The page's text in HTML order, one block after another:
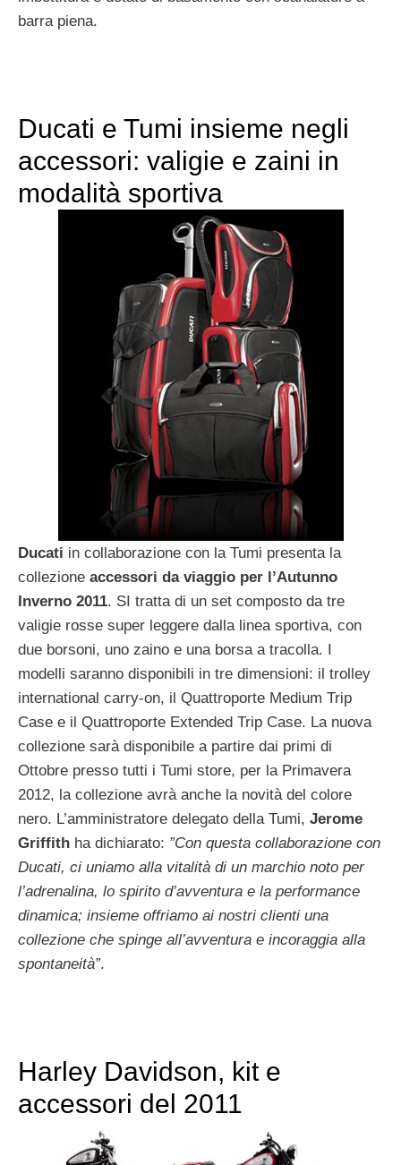
barra piena.
Ducati e Tumi insieme negli
accessori: valigie e zaini in
modalità sportiva
Ducati in collaborazione con la Tumi presenta la
collezione accessori da viaggio per l’Autunno
Inverno 2011. SI tratta di un set composto da tre
valigie rosse super leggere dalla linea sportiva, con
due borsoni, uno zaino e una borsa a tracolla. I
modelli saranno disponibili in tre dimensioni: il trolley
international carry-on, il Quattroporte Medium Trip
Case e il Quattroporte Extended Trip Case. La nuova
collezione sarà disponibile a partire dai primi di
Ottobre presso tutti i Tumi store, per la Primavera
2012, la collezione avrà anche la novità del colore
nero. L’amministratore delegato della Tumi, Jerome
Griffith ha dichiarato: ”Con questa collaborazione con
Ducati, ci uniamo alla vitalità di un marchio noto per
l’adrenalina, lo spirito d’avventura e la performance
dinamica; insieme offriamo ai nostri clienti una
collezione che spinge all’avventura e incoraggia alla
spontaneità”.
Harley Davidson, kit e
accessori del 2011